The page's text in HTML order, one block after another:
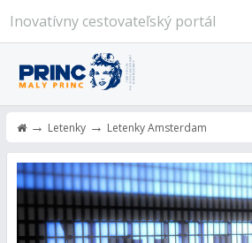
Inovatívny cestovateľský portál
→ Letenky→ Letenky Amsterdam